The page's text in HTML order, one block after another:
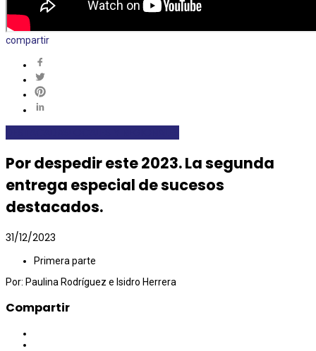
compartir
Por despedir este 2023. La segunda
entrega especial de sucesos
destacados.
31/12/2023
Primera parte
Por: Paulina Rodríguez e Isidro Herrera
Compartir